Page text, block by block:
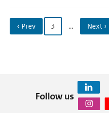
‹ Prev 3 … Next ›
Follow us